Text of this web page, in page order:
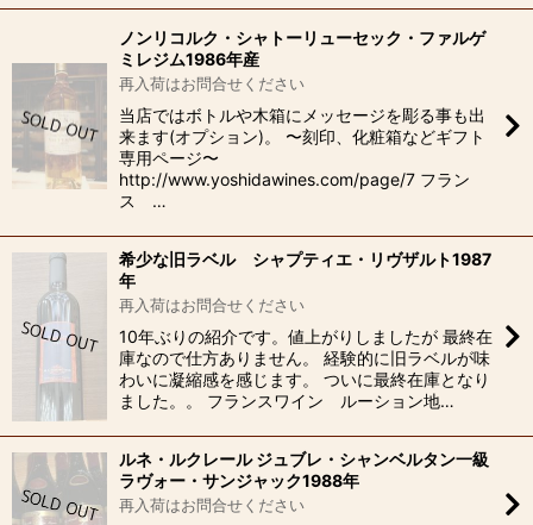
ノンリコルク・シャトーリューセック・ファルゲ
ミレジム1986年産
再入荷はお問合せください
当店ではボトルや木箱にメッセージを彫る事も出
来ます(オプション)。 〜刻印、化粧箱などギフト
専用ページ〜
http://www.yoshidawines.com/page/7 フラン
ス …
希少な旧ラベル シャプティエ・リヴザルト1987
年
再入荷はお問合せください
10年ぶりの紹介です。値上がりしましたが 最終在
庫なので仕方ありません。 経験的に旧ラベルが味
わいに凝縮感を感じます。 ついに最終在庫となり
ました。。 フランスワイン ルーション地…
ルネ・ルクレール ジュブレ・シャンベルタン一級
ラヴォー・サンジャック1988年
再入荷はお問合せください